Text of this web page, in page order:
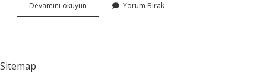
Devamını okuyun
Petro
Yorum Bırak
Sitemap